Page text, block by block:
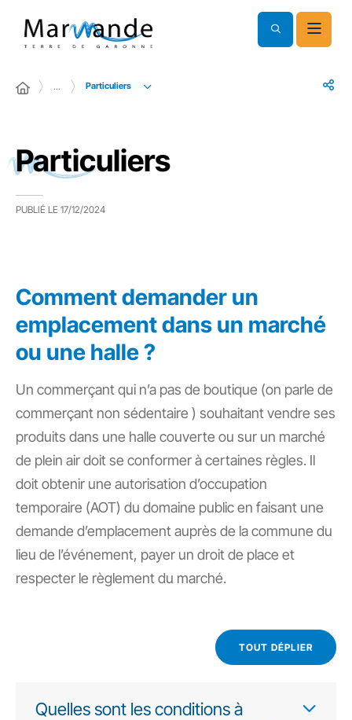
… Particuliers
Particuliers
PUBLIÉ LE 17/12/2024
Comment demander un
emplacement dans un marché
ou une halle ?
Un commerçant qui n’a pas de boutique (on parle de
commerçant non sédentaire ) souhaitant vendre ses
produits dans une halle couverte ou sur un marché
de plein air doit se conformer à certaines règles. Il
doit obtenir une autorisation d’occupation
temporaire (AOT) du domaine public en faisant une
demande d’emplacement auprès de la commune du
lieu de l’événement, payer un droit de place et
respecter le règlement du marché.
TOUT DÉPLIER
Quelles sont les conditions à